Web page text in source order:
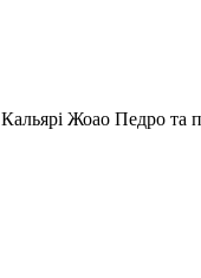
Жоао Педро та